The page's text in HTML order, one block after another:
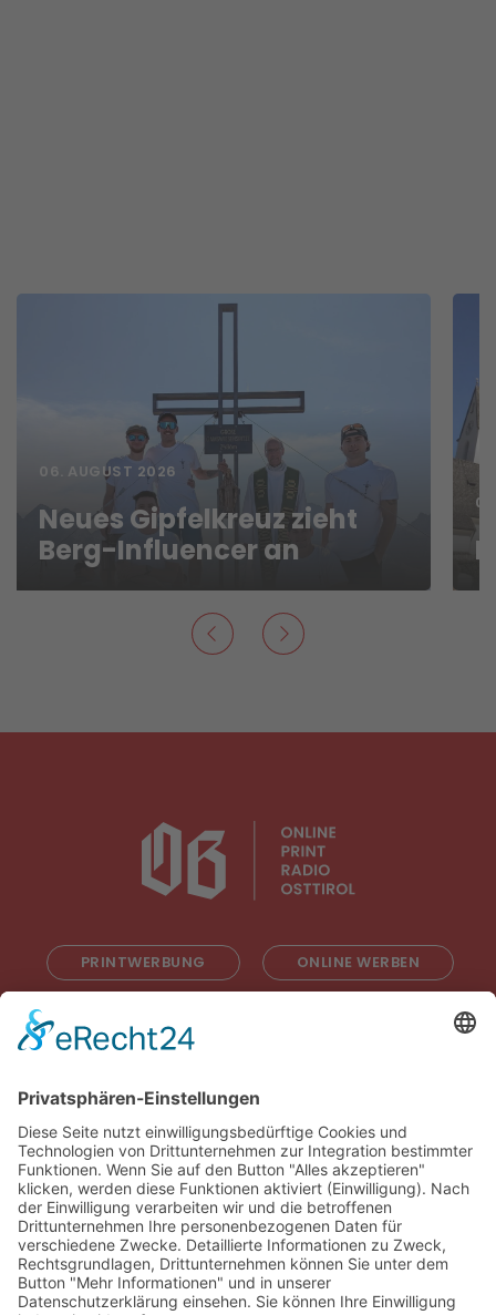
06. AUGUST 2026
Neues Gipfelkreuz zieht
Berg-Influencer an
PRINTWERBUNG ONLINE WERBEN